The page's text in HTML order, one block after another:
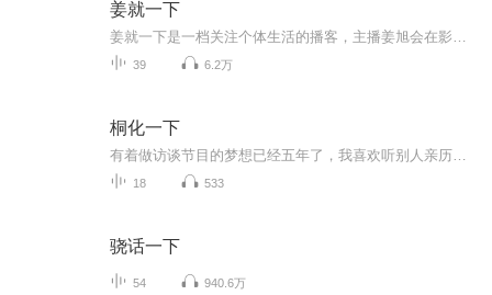
姜就一下
39 6.2万
桐化一下
18 533
骁话一下
54 940.6万